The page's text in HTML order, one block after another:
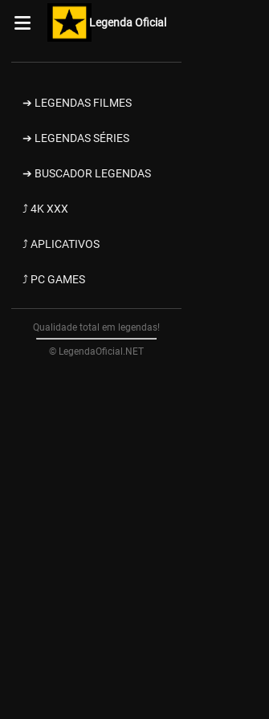
Legenda Oficial
➔ LEGENDAS FILMES
➔ LEGENDAS SÉRIES
➔ BUSCADOR LEGENDAS
⤴ 4K XXX
⤴ APLICATIVOS
⤴ PC GAMES
Qualidade total em legendas!
© LegendaOficial.NET